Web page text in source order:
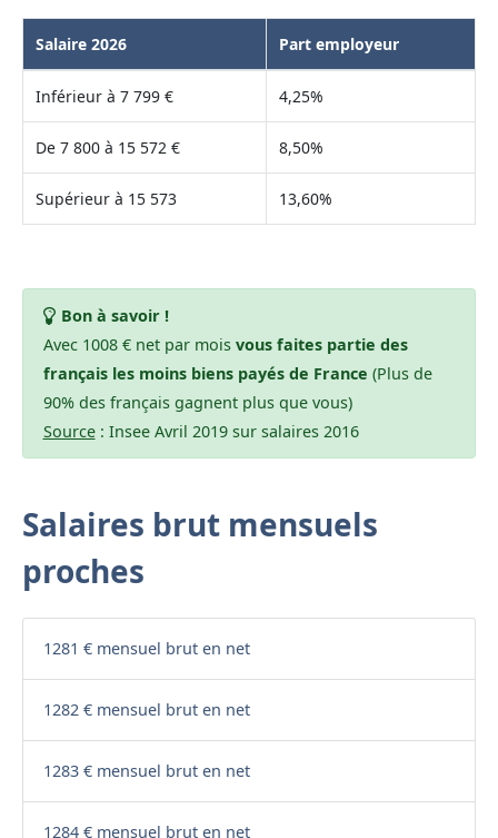
Salaire 2026 Part employeur
Inférieur à 7 799 € 4,25%
De 7 800 à 15 572 € 8,50%
Supérieur à 15 573 13,60%
Bon à savoir !
Avec 1008 € net par mois vous faites partie des
français les moins biens payés de France (Plus de
90% des français gagnent plus que vous)
Source: Insee Avril 2019 sur salaires 2016
Salaires brut mensuels
proches
1281 € mensuel brut en net
1282 € mensuel brut en net
1283 € mensuel brut en net
1284 € mensuel brut en net